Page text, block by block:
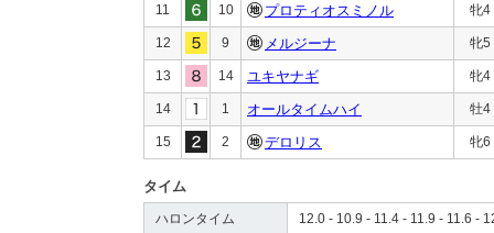
11 10 プロティオスミノル 牝4
12 9 メルジーナ 牝5
13 14 ユキヤナギ 牝4
14 1 オールタイムハイ 牡4
15 2 デロリス 牝6
タイム
ハロンタイム 12.0 - 10.9 - 11.4 - 11.9 - 11.6 -